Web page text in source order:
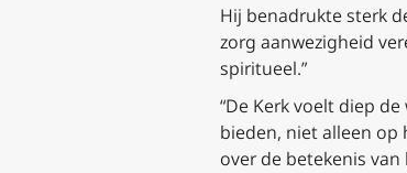
Hij benadrukte sterk
zorg aanwezigheid
spiritueel.”
“De Kerk voelt diep
bieden, niet alleen
over de betekenis